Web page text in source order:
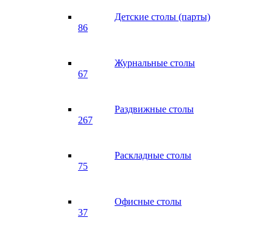
Детские столы (парты)
86
Журнальные столы
67
Раздвижные столы
267
Раскладные столы
75
Офисные столы
37